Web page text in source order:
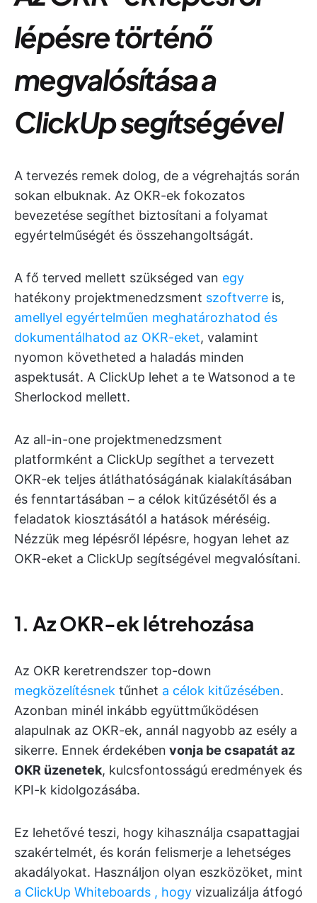
lépésre történő
megvalósítása a
ClickUp segítségével
A tervezés remek dolog, de a végrehajtás során
sokan elbuknak. Az OKR-ek fokozatos
bevezetése segíthet biztosítani a folyamat
egyértelműségét és összehangoltságát.
A fő terved mellett szükséged van egy
hatékony projektmenedzsment szoftverre is,
amellyel egyértelműen meghatározhatod és
dokumentálhatod az OKR-eket, valamint
nyomon követheted a haladás minden
aspektusát. A ClickUp lehet a te Watsonod a te
Sherlockod mellett.
Az all-in-one projektmenedzsment
platformként a ClickUp segíthet a tervezett
OKR-ek teljes átláthatóságának kialakításában
és fenntartásában – a célok kitűzésétől és a
feladatok kiosztásától a hatások méréséig.
Nézzük meg lépésről lépésre, hogyan lehet az
OKR-eket a ClickUp segítségével megvalósítani.
1. Az OKR-ek létrehozása
Az OKR keretrendszer top-down
megközelítésnek tűnhet a célok kitűzésében.
Azonban minél inkább együttműködésen
alapulnak az OKR-ek, annál nagyobb az esély a
sikerre. Ennek érdekében vonja be csapatát az
OKR üzenetek, kulcsfontosságú eredmények és
KPI-k kidolgozásába.
Ez lehetővé teszi, hogy kihasználja csapattagjai
szakértelmét, és korán felismerje a lehetséges
akadályokat. Használjon olyan eszközöket, mint
a ClickUp Whiteboards , hogy vizualizálja átfogó